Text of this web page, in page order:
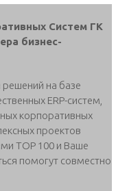
Систем ГК
бизнес-
на базе
ERP-систем,
корпоративных
проектов
ТОР 100 и Ваше
помогут совместно